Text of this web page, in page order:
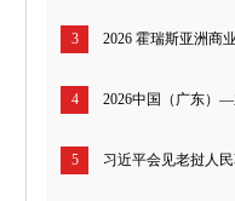
3
4
5